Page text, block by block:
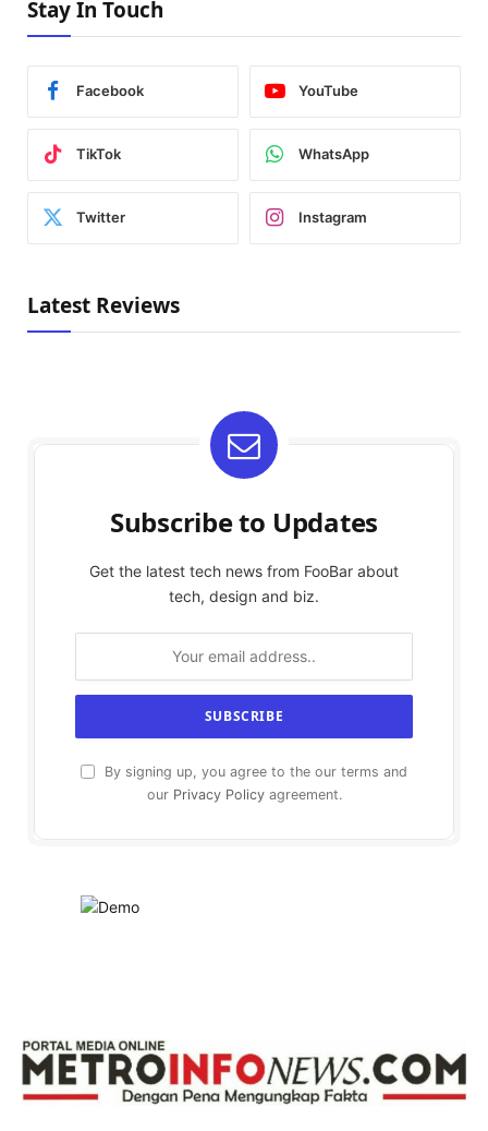
Stay In Touch
Facebook YouTube
TikTok WhatsApp
Twitter Instagram
Latest Reviews
Subscribe to Updates
Get the latest tech news from FooBar about
tech, design and biz.
By signing up, you agree to the our terms and
our Privacy Policyagreement.